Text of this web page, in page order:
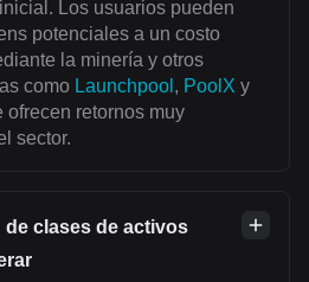
Los usuarios pueden
potenciales a un costo
la minería y otros
como Launchpool , PoolX y
ofrecen retornos muy
sector.
de clases de activos